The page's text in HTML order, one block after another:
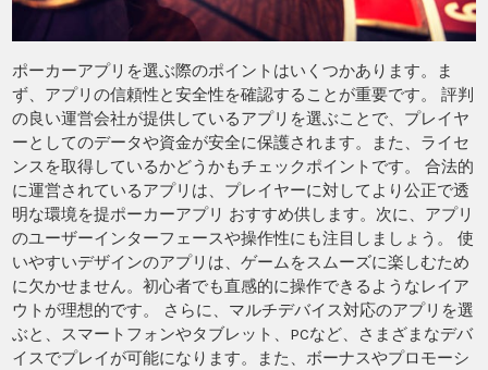
ポーカーアプリを選ぶ際のポイントはいくつかあります。ま
ず、アプリの信頼性と安全性を確認することが重要です。 評判
の良い運営会社が提供しているアプリを選ぶことで、プレイヤ
ーとしてのデータや資金が安全に保護されます。また、ライセ
ンスを取得しているかどうかもチェックポイントです。 合法的
に運営されているアプリは、プレイヤーに対してより公正で透
明な環境を提ポーカーアプリ おすすめ供します。次に、アプリ
のユーザーインターフェースや操作性にも注目しましょう。 使
いやすいデザインのアプリは、ゲームをスムーズに楽しむため
に欠かせません。初心者でも直感的に操作できるようなレイア
ウトが理想的です。 さらに、マルチデバイス対応のアプリを選
ぶと、スマートフォンやタブレット、PCなど、さまざまなデバ
イスでプレイが可能になります。また、ボーナスやプロモーシ